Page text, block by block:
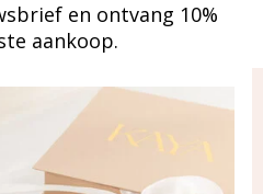
en ontvang 10%
aankoop.